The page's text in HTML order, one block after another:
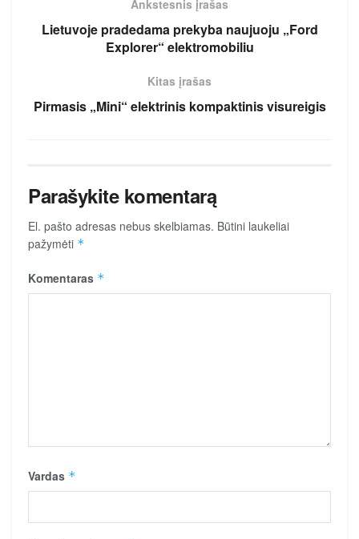
Ankstesnis įrašas
Lietuvoje pradedama prekyba naujuoju „Ford
Explorer“ elektromobiliu
Kitas įrašas
Pirmasis „Mini“ elektrinis kompaktinis visureigis
Parašykite komentarą
El. pašto adresas nebus skelbiamas. Būtini laukeliai
pažymėti *
Komentaras *
Vardas *